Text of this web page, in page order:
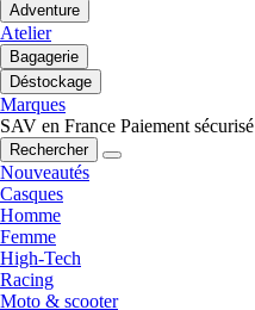
Adventure
Atelier
Bagagerie
Déstockage
Marques
SAV en France Paiement sécurisé
Rechercher
Nouveautés
Casques
Homme
Femme
High-Tech
Racing
Moto & scooter